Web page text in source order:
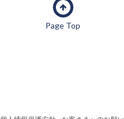
Page Top